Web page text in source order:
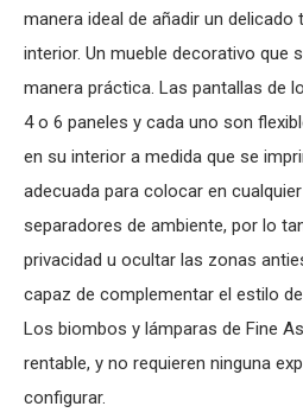
manera ideal de añadir un
interior. Un mueble decorativo que
manera práctica. Las pantallas de
4 o 6 paneles y cada uno son
en su interior a medida que se
adecuada para colocar en
separadores de ambiente, por lo
privacidad u ocultar las zonas
capaz de complementar el estilo
Los biombos y lámparas de Fine
rentable, y no requieren ninguna
configurar.